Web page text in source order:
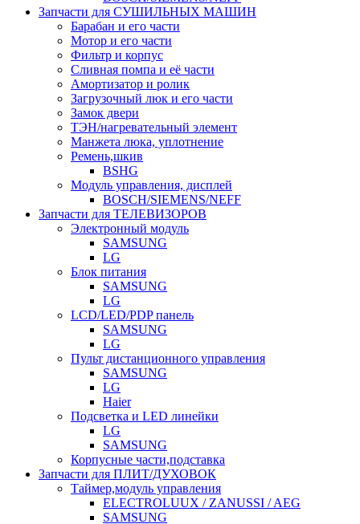
Запчасти для СУШИЛЬНЫХ МАШИН
Барабан и его части
Мотор и его части
Фильтр и корпус
Сливная помпа и её части
Амортизатор и ролик
Загрузочный люк и его части
Замок двери
ТЭН/нагревательный элемент
Манжета люка, уплотнение
Ремень,шкив
BSHG
Модуль управления, дисплей
BOSCH/SIEMENS/NEFF
Запчасти для ТЕЛЕВИЗОРОВ
Электронный модуль
SAMSUNG
LG
Блок питания
SAMSUNG
LG
LCD/LED/PDP панель
SAMSUNG
LG
Пульт дистанционного управления
SAMSUNG
LG
Haier
Подсветка и LED линейки
LG
SAMSUNG
Корпусные части,подставка
Запчасти для ПЛИТ/ДУХОВОК
Таймер,модуль управления
ELECTROLUUX / ZANUSSI / AEG
SAMSUNG